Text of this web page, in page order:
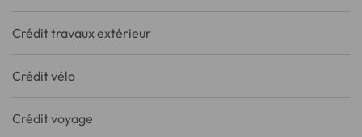
Crédit travaux extérieur
Crédit vélo
Crédit voyage